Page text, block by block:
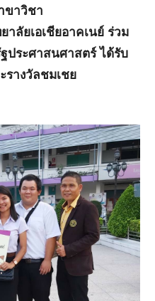
ขาวิชา
ลัยเอเชียอาคเนย์ ร่วม
ประศาสนศาสตร์ ได้รับ
รางวัลชมเชย